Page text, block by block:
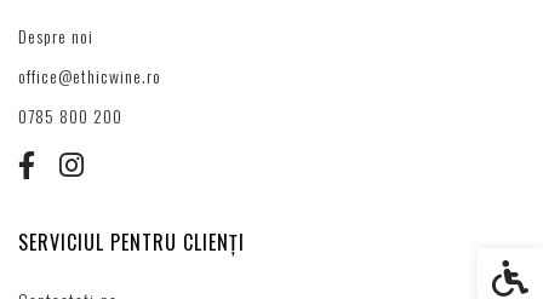
Despre noi
office@ethicwine.ro
0785 800 200
SERVICIUL PENTRU CLIENȚI
Setări